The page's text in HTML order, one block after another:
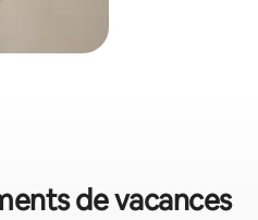
de vacances